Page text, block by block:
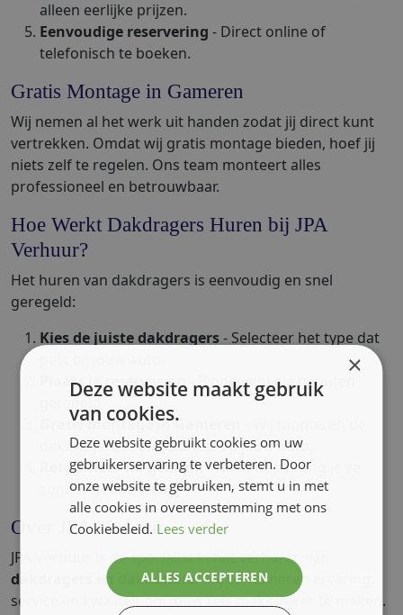
alleen eerlijke prijzen.
Eenvoudige reservering - Direct online of
telefonisch te boeken.
Gratis Montage in Gameren
Wij nemen al het werk uit handen zodat jij direct kunt
vertrekken. Omdat wij gratis montage bieden, hoef jij
niets zelf te regelen. Ons team monteert alles
professioneel en betrouwbaar.
Hoe Werkt Dakdragers Huren bij JPA
Verhuur?
Het huren van dakdragers is eenvoudig en snel
geregeld:
Kies de juiste dakdragers- Selecteer het type dat
Plaats je reservering - Binnen enkele minuten
geregeld.
Gratis montage in Gameren
dakdragers professioneel op jouw auto.
Retourneer na gebruik- Na afloop breng je ze
zonder gedoe terug.
Over JPA Verhuur
JPA Verhuur is dé specialist in het verhuren van
dakdragers en dakkoffers. Wij combineren ervaring,
service en kwaliteit om jouw reis makkelijker te maken.
×
Deze website maakt gebruik
van cookies.
Deze website gebruikt cookies om uw
gebruikerservaring te verbeteren. Door
onze website te gebruiken, stemt u in met
alle cookies in overeenstemming met ons
Cookiebeleid. Lees verder
ALLES ACCEPTEREN